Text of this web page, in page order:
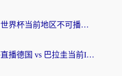
在加拿大看抖音世界杯当前地区不可播放？海外党体育观赛终极指南
在海外看世界杯直播德国 vs 巴拉圭当前IP受限制？这篇指南帮你轻松解决地区限制